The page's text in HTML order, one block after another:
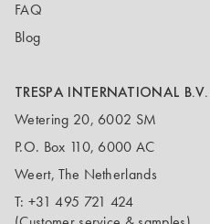
FAQ
Blog
TRESPA INTERNATIONAL B.V.
Wetering 20, 6002 SM
P.O. Box 110, 6000 AC
Weert, The Netherlands
T: +31 495 721 424